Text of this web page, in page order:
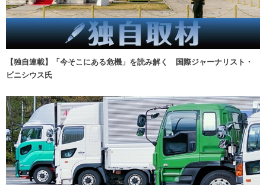
【独自連載】「今そこにある危機」を読み解く 国際ジャーナリスト・
ビニシウス氏